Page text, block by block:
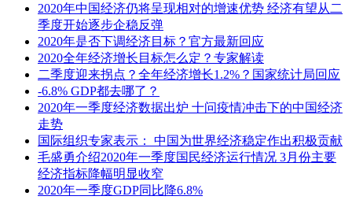
2020年中国经济仍将呈现相对的增速优势 经济有望从二
季度开始逐步企稳反弹
2020年是否下调经济目标？官方最新回应
2020全年经济增长目标怎么定？专家解读
二季度迎来拐点？全年经济增长1.2%？国家统计局回应
-6.8% GDP都去哪了？
2020年一季度经济数据出炉 十问疫情冲击下的中国经济
走势
国际组织专家表示： 中国为世界经济稳定作出积极贡献
毛盛勇介绍2020年一季度国民经济运行情况 3月份主要
经济指标降幅明显收窄
2020年一季度GDP同比降6.8%